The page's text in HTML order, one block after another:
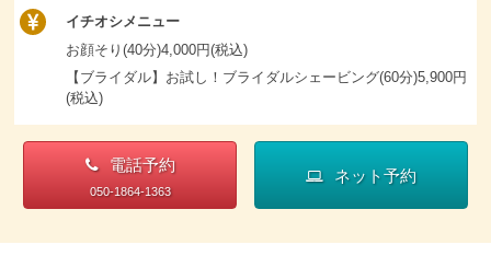
イチオシメニュー
お顔そり(40分)4,000円(税込)
【ブライダル】お試し！ブライダルシェービング(60分)5,900円
(税込)
電話予約
050-1864-1363
ネット予約